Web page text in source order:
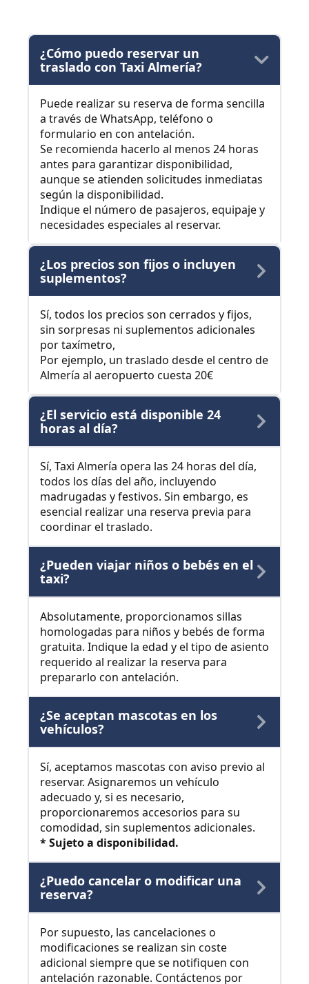
¿Cómo puedo reservar un
traslado con Taxi Almería?
Puede realizar su reserva de forma sencilla
a través de WhatsApp, teléfono o
formulario en con antelación.
Se recomienda hacerlo al menos 24 horas
antes para garantizar disponibilidad,
aunque se atienden solicitudes inmediatas
según la disponibilidad.
Indique el número de pasajeros, equipaje y
necesidades especiales al reservar.
¿Los precios son fijos o incluyen
suplementos?
Sí, todos los precios son cerrados y fijos,
sin sorpresas ni suplementos adicionales
por taxímetro,
Por ejemplo, un traslado desde el centro de
Almería al aeropuerto cuesta 20€
¿El servicio está disponible 24
horas al día?
Sí, Taxi Almería opera las 24 horas del día,
todos los días del año, incluyendo
madrugadas y festivos. Sin embargo, es
esencial realizar una reserva previa para
coordinar el traslado.
¿Pueden viajar niños o bebés en el
taxi?
Absolutamente, proporcionamos sillas
homologadas para niños y bebés de forma
gratuita. Indique la edad y el tipo de asiento
requerido al realizar la reserva para
prepararlo con antelación.
¿Se aceptan mascotas en los
vehículos?
Sí, aceptamos mascotas con aviso previo al
reservar. Asignaremos un vehículo
adecuado y, si es necesario,
proporcionaremos accesorios para su
comodidad, sin suplementos adicionales.
* Sujeto a disponibilidad.
¿Puedo cancelar o modificar una
reserva?
Por supuesto, las cancelaciones o
modificaciones se realizan sin coste
adicional siempre que se notifiquen con
antelación razonable. Contáctenos por